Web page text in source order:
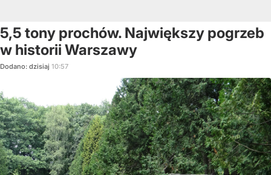
5,5 tony prochów. Największy pogrzeb
w historii Warszawy
Dodano: dzisiaj 10:57